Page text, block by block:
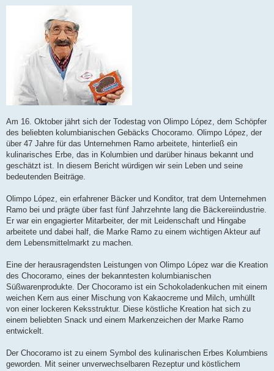
Am 16. Oktober jährt sich der Todestag von Olimpo López, dem Schöpfer
des beliebten kolumbianischen Gebäcks Chocoramo. Olimpo López, der
über 47 Jahre für das Unternehmen Ramo arbeitete, hinterließ ein
kulinarisches Erbe, das in Kolumbien und darüber hinaus bekannt und
geschätzt ist. In diesem Bericht würdigen wir sein Leben und seine
bedeutenden Beiträge.
Olimpo López, ein erfahrener Bäcker und Konditor, trat dem Unternehmen
Ramo bei und prägte über fast fünf Jahrzehnte lang die Bäckereiindustrie.
Er war ein engagierter Mitarbeiter, der mit Leidenschaft und Hingabe
arbeitete und dabei half, die Marke Ramo zu einem wichtigen Akteur auf
dem Lebensmittelmarkt zu machen.
Eine der herausragendsten Leistungen von Olimpo López war die Kreation
des Chocoramo, eines der bekanntesten kolumbianischen
Süßwarenprodukte. Der Chocoramo ist ein Schokoladenkuchen mit einem
weichen Kern aus einer Mischung von Kakaocreme und Milch, umhüllt
von einer lockeren Keksstruktur. Diese köstliche Kreation hat sich zu
einem beliebten Snack und einem Markenzeichen der Marke Ramo
entwickelt.
Der Chocoramo ist zu einem Symbol des kulinarischen Erbes Kolumbiens
geworden. Mit seiner unverwechselbaren Rezeptur und köstlichem